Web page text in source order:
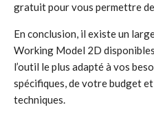
gratuit pour vous permettre
En conclusion, il existe un
Working Model 2D
l’outil le plus adapté à vos
spécifiques, de votre budget
techniques.